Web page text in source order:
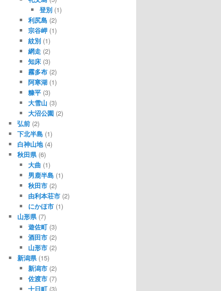
登別(1)
利尻島 (2)
宗谷岬 (1)
紋別 (1)
網走 (2)
知床 (3)
霧多布 (2)
阿寒湖 (1)
糠平 (3)
大雪山 (3)
大沼公園 (2)
弘前(2)
下北半島(1)
白神山地(4)
秋田県(6)
大曲 (1)
男鹿半島 (1)
秋田市 (2)
由利本荘市 (2)
にかほ市 (1)
山形県(7)
遊佐町 (3)
酒田市 (2)
山形市 (2)
新潟県(15)
新潟市 (2)
佐渡市 (7)
十日町 (3)